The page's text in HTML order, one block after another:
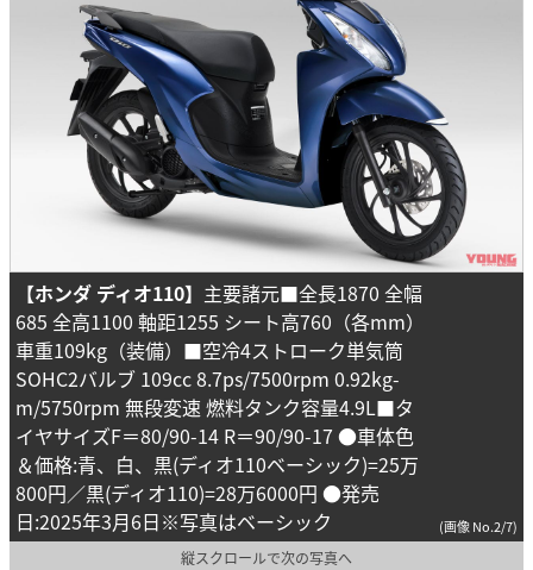
【ホンダ ディオ110】 主要諸元■全長1870 全幅
685 全高1100 軸距1255 シート高760（各mm）
車重109kg（装備）■空冷4ストローク単気筒
SOHC2バルブ 109cc 8.7ps/7500rpm 0.92kg-
m/5750rpm 無段変速 燃料タンク容量4.9L■タ
イヤサイズF＝80/90-14 R＝90/90-17 ●車体色
＆価格:青、白、黒(ディオ110ベーシック)=25万
800円／黒(ディオ110)=28万6000円 ●発売
日:2025年3月6日※写真はベーシック
(画像 No.2/7)
縦スクロールで次の写真へ